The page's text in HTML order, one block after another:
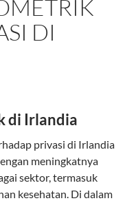
DI
di Irlandia
privasi di Irlandia
meningkatnya
sektor, termasuk
kesehatan. Di dalam